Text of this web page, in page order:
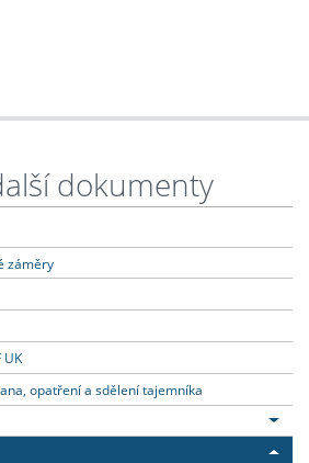
dokumenty
záměry
UK
opatření a sdělení tajemníka